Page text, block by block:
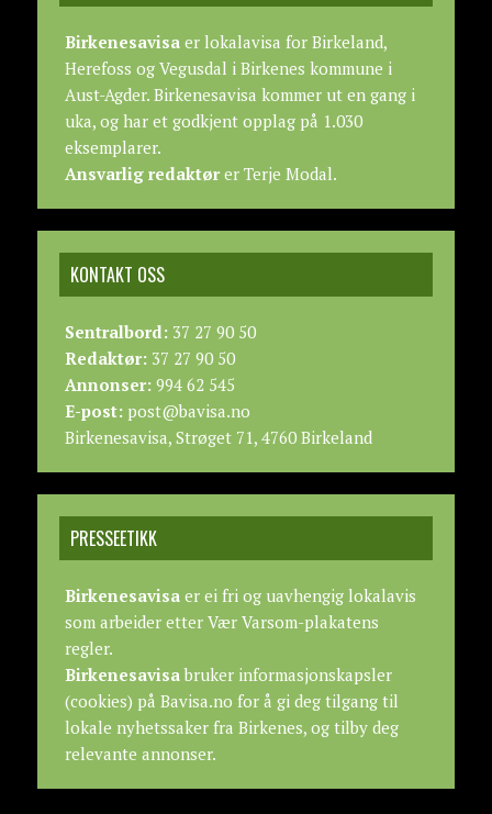
Birkenesavisaer lokalavisa for Birkeland,
Herefoss og Vegusdal i Birkenes kommune i
Aust-Agder. Birkenesavisa kommer ut en gang i
uka, og har et godkjent opplag på 1.030
eksemplarer.
Ansvarlig redaktører Terje Modal.
KONTAKT OSS
Sentralbord:37 27 90 50
Redaktør:37 27 90 50
Annonser:994 62 545
E-post:post@bavisa.no
Birkenesavisa, Strøget 71, 4760 Birkeland
PRESSEETIKK
Birkenesavisaer ei fri og uavhengig lokalavis
som arbeider etter Vær Varsom-plakatens
regler.
Birkenesavisabruker informasjonskapsler
(cookies) på Bavisa.no for å gi deg tilgang til
lokale nyhetssaker fra Birkenes, og tilby deg
relevante annonser.